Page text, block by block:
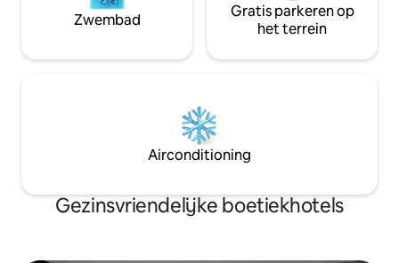
Zwembad
Gratis parkeren op
het terrein
Airconditioning
Gezinsvriendelijke boetiekhotels